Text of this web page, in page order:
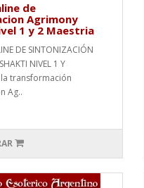
de
Agrimony
1 y 2 Maestria
DE SINTONIZACIÓN
NIVEL 1 Y
la transformación
Ag..